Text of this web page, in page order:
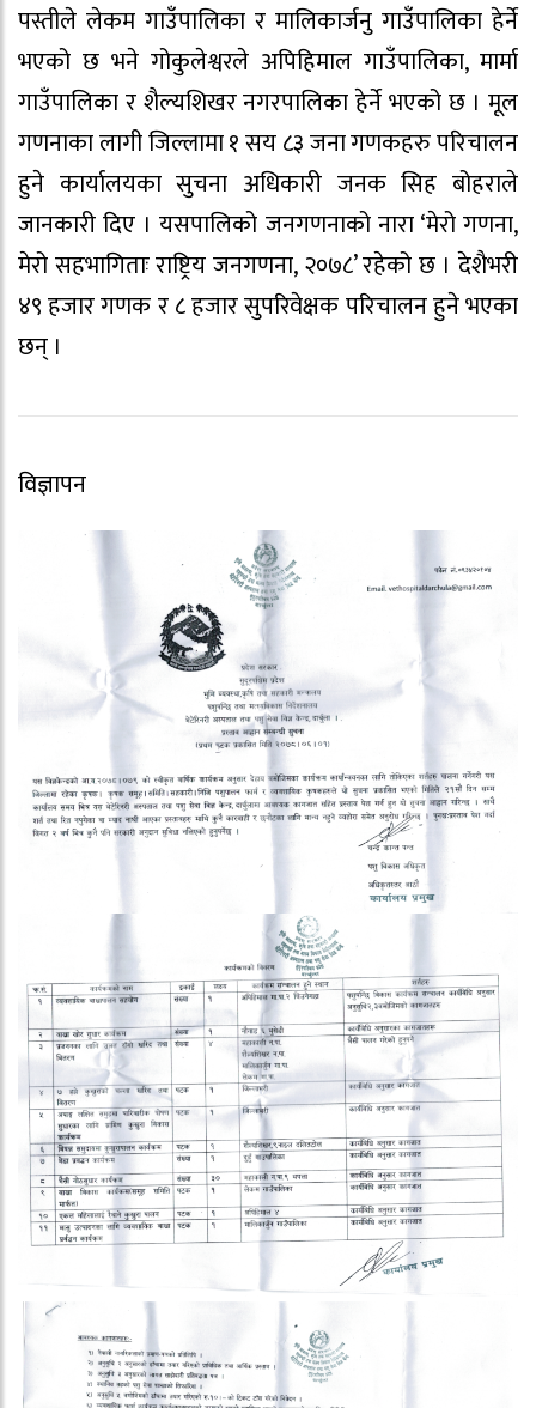
पस्तीले लेकम गाउँपालिका र मालिकार्जनु गाउँपालिका हेर्ने
भएको छ भने गोकुलेश्वरले अपिहिमाल गाउँपालिका, मार्मा
गाउँपालिका र शैल्यशिखर नगरपालिका हेर्ने भएको छ । मूल
गणनाका लागी जिल्लामा १ सय ८३ जना गणकहरु परिचालन
हुने कार्यालयका सुचना अधिकारी जनक सिह बोहराले
जानकारी दिए । यसपालिको जनगणनाको नारा ‘मेरो गणना,
मेरो सहभागिताः राष्ट्रिय जनगणना, २०७८’ रहेको छ । देशैभरी
४९ हजार गणक र ८ हजार सुपरिवेक्षक परिचालन हुने भएका
छन् ।
विज्ञापन